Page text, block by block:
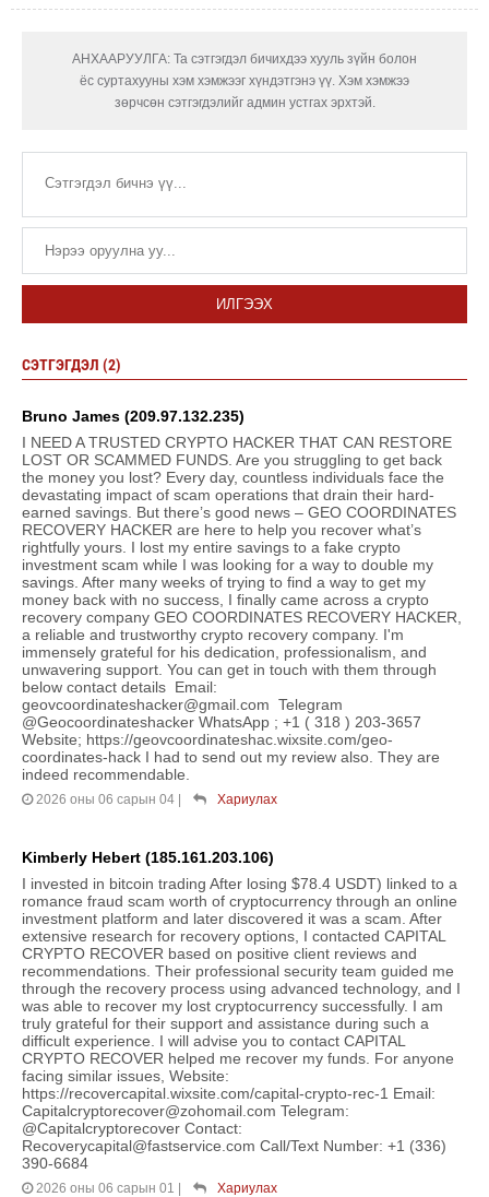
АНХААРУУЛГА: Та сэтгэгдэл бичихдээ хууль зүйн болон
ёс суртахууны хэм хэмжээг хүндэтгэнэ үү. Хэм хэмжээ
зөрчсөн сэтгэгдэлийг админ устгах эрхтэй.
ИЛГЭЭХ
СЭТГЭГДЭЛ (2)
Bruno James (209.97.132.235)
I NEED A TRUSTED CRYPTO HACKER THAT CAN RESTORE
LOST OR SCAMMED FUNDS. Are you struggling to get back
the money you lost? Every day, countless individuals face the
devastating impact of scam operations that drain their hard-
earned savings. But there’s good news – GEO COORDINATES
RECOVERY HACKER are here to help you recover what’s
rightfully yours. I lost my entire savings to a fake crypto
investment scam while I was looking for a way to double my
savings. After many weeks of trying to find a way to get my
money back with no success, I finally came across a crypto
recovery company GEO COORDINATES RECOVERY HACKER,
a reliable and trustworthy crypto recovery company. I'm
immensely grateful for his dedication, professionalism, and
unwavering support. You can get in touch with them through
below contact details Email:
geovcoordinateshacker@gmail.com Telegram
@Geocoordinateshacker WhatsApp ; +1 ( 318 ) 203-3657
Website; https://geovcoordinateshac.wixsite.com/geo-
coordinates-hack I had to send out my review also. They are
indeed recommendable.
2026 оны 06 сарын 04 | Хариулах
Kimberly Hebert (185.161.203.106)
I invested in bitcoin trading After losing $78.4 USDT) linked to a
romance fraud scam worth of cryptocurrency through an online
investment platform and later discovered it was a scam. After
extensive research for recovery options, I contacted CAPITAL
CRYPTO RECOVER based on positive client reviews and
recommendations. Their professional security team guided me
through the recovery process using advanced technology, and I
was able to recover my lost cryptocurrency successfully. I am
truly grateful for their support and assistance during such a
difficult experience. I will advise you to contact CAPITAL
CRYPTO RECOVER helped me recover my funds. For anyone
facing similar issues, Website:
https://recovercapital.wixsite.com/capital-crypto-rec-1 Email:
Capitalcryptorecover@zohomail.com Telegram:
@Capitalcryptorecover Contact:
Recoverycapital@fastservice.com Call/Text Number: +1 (336)
390-6684
2026 оны 06 сарын 01 | Хариулах